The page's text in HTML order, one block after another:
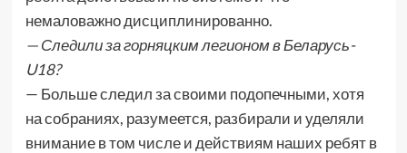
немаловажно дисциплинированно.
— Следили за горняцким легионом в Беларусь-
U18?
— Больше следил за своими подопечными, хотя
на собраниях, разумеется, разбирали и уделяли
внимание в том числе и действиям наших ребят в